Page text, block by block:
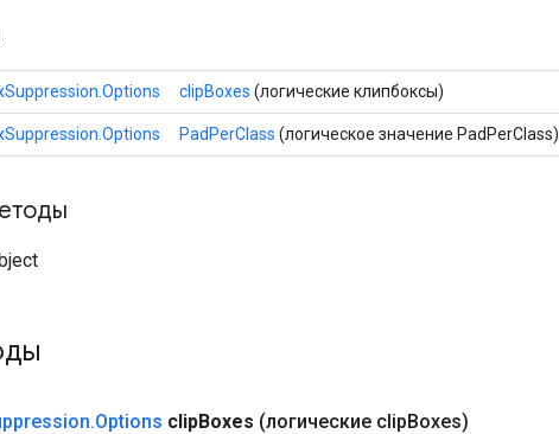
clipBoxes (логические клипбоксы)
PadPerClass (логическое значение PadPerClass)
.Options clipBoxes (логические clipBoxes)